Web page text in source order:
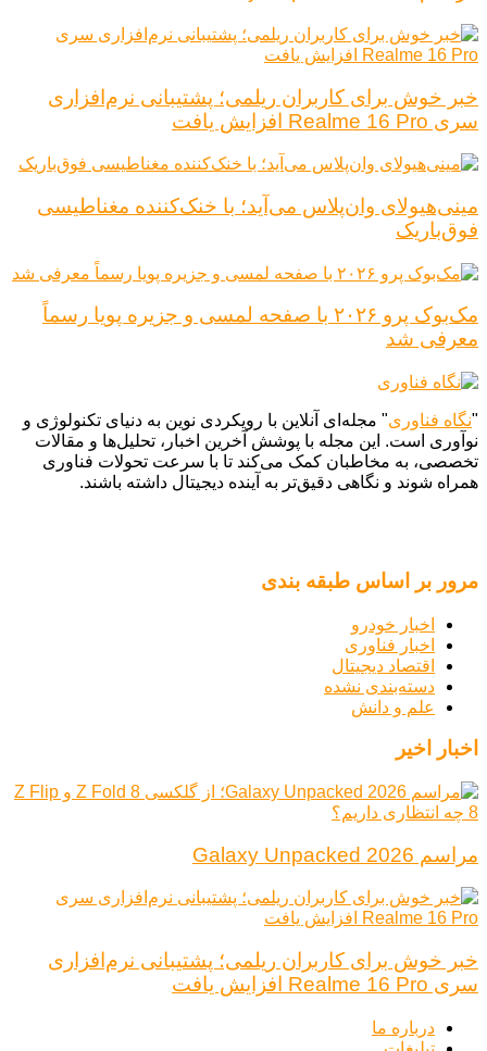
خبر خوش برای کاربران ریلمی؛ پشتیبانی نرم‌افزاری
سری Realme 16 Pro افزایش یافت
مینی‌هیولای وان‌پلاس می‌آید؛ با خنک‌کننده مغناطیسی
فوق‌باریک
مک‌بوک پرو ۲۰۲۶ با صفحه لمسی و جزیره پویا رسماً
معرفی شد
"نگاه فناوری" مجله‌ای آنلاین با رویکردی نوین به دنیای تکنولوژی و
نوآوری است. این مجله با پوشش آخرین اخبار، تحلیل‌ها و مقالات
تخصصی، به مخاطبان کمک می‌کند تا با سرعت تحولات فناوری
همراه شوند و نگاهی دقیق‌تر به آینده دیجیتال داشته باشند.
مرور بر اساس طبقه بندی
اخبار خودرو
اخبار فناوری
اقتصاد دیجیتال
دسته‌بندی نشده
علم و دانش
اخبار اخیر
مراسم Galaxy Unpacked 2026
خبر خوش برای کاربران ریلمی؛ پشتیبانی نرم‌افزاری
سری Realme 16 Pro افزایش یافت
درباره ما